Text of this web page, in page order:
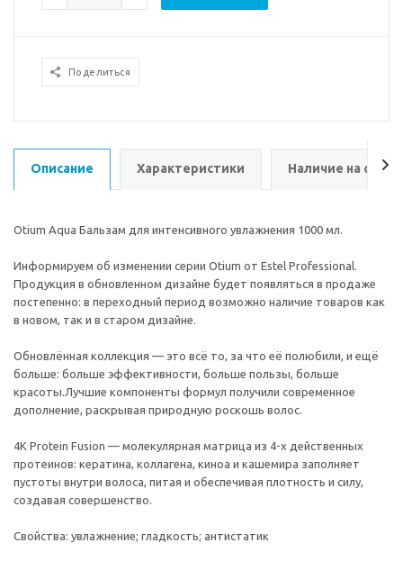
Поделиться
Описание Характеристики Наличие на
Otium Aqua Бальзам для интенсивного увлажнения 1000 мл.
Информируем об изменении серии Otium от Estel Professional.
Продукция в обновленном дизайне будет появляться в продаже
постепенно: в переходный период возможно наличие товаров как
в новом, так и в старом дизайне.
Обновлённая коллекция — это всё то, за что её полюбили, и ещё
больше: больше эффективности, больше пользы, больше
красоты.Лучшие компоненты формул получили современное
дополнение, раскрывая природную роскошь волос.
4K Protein Fusion — молекулярная матрица из 4-х действенных
протеинов: кератина, коллагена, киноа и кашемира заполняет
пустоты внутри волоса, питая и обеспечивая плотность и силу,
создавая совершенство.
Свойства: увлажнение; гладкость; антистатик